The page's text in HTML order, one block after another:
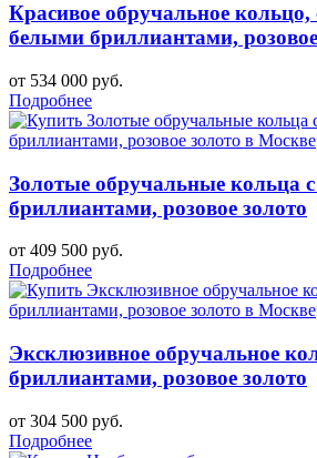
Красивое обручальное
белыми бриллиантами,
от 534 000 руб.
Подробнее
Золотые обручальные кольца
бриллиантами, розовое золото
от 409 500 руб.
Подробнее
Эксклюзивное обручальное
бриллиантами, розовое золото
от 304 500 руб.
Подробнее